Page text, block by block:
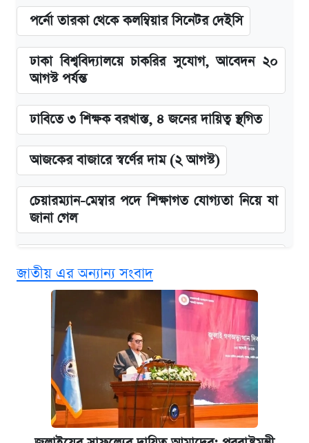
পর্নো তারকা থেকে কলম্বিয়ার সিনেটর দেইসি
ঢাকা বিশ্ববিদ্যালয়ে চাকরির সুযোগ, আবেদন ২০
আগস্ট পর্যন্ত
ঢাবিতে ৩ শিক্ষক বরখাস্ত, ৪ জনের দায়িত্ব স্থগিত
আজকের বাজারে স্বর্ণের দাম (২ আগস্ট)
চেয়ারম্যান-মেম্বার পদে শিক্ষাগত যোগ্যতা নিয়ে যা
জানা গেল
ভাতা
ঢাবির সূর্যসেন হলে সমকামিতার অভিযোগে দুইজন
আটক
দেশের বাজারে ফের বেড়েছে সোনার দাম
‘গুলশানের চামেলি’ তে যৌনকর্মীর দালাল অ্যাডলফ
জাতীয় এর অন্যান্য সংবাদ